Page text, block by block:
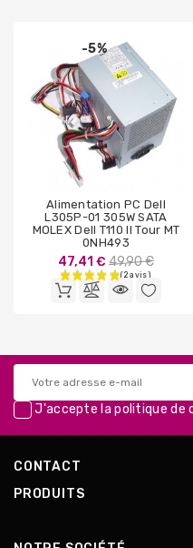
-5%
Alimentation PC Dell
L305P-01 305W SATA
MOLEX Dell T110 II Tour MT
0NH493
47,41 € Prix
de
base
49,90 €
J'accepte lapolitique de
CONTACT
PRODUITS